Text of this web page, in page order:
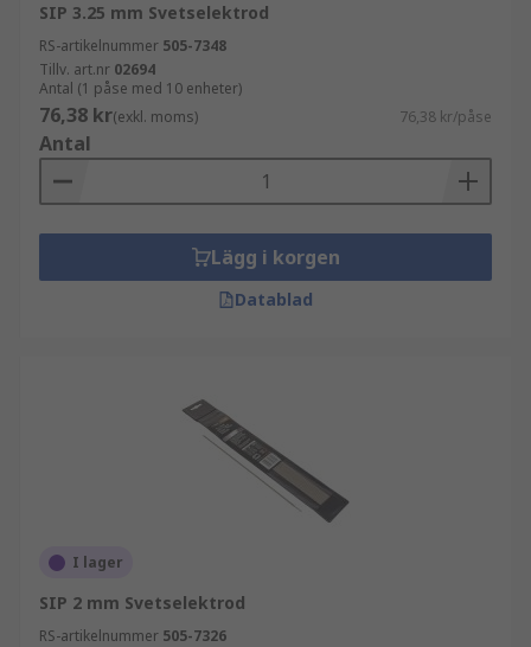
SIP 3.25 mm Svetselektrod
RS-artikelnummer 505-7348
Tillv. art.nr 02694
Antal (1 påse med 10 enheter)
76,38 kr(exkl. moms) 76,38 kr/påse
Antal
Lägg i korgen
Datablad
I lager
SIP 2 mm Svetselektrod
RS-artikelnummer 505-7326